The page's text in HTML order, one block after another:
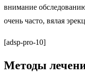
внимание
очень часто, вялая
[adsp-pro-10]
Методы